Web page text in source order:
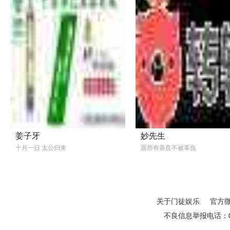
姜子牙
十月一日 太公归来
妙先生
愿所有善良不被辜负
关于门徒娱乐
官方
不良信息举报电话